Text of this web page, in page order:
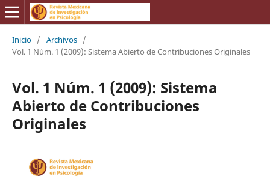
Inicio / Archivos /
Vol. 1 Núm. 1 (2009): Sistema Abierto de Contribuciones Originales
Vol. 1 Núm. 1 (2009): Sistema
Abierto de Contribuciones
Originales